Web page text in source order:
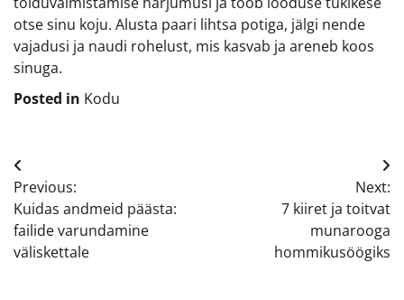
otse sinu koju. Alusta paari lihtsa potiga, jälgi nende
vajadusi ja naudi rohelust, mis kasvab ja areneb koos
sinuga.
Posted in Kodu
Navigeerimine
Previous:
Kuidas andmeid päästa:
failide varundamine
väliskettale
Next:
7 kiiret ja toitvat
munarooga
hommikusöögiks